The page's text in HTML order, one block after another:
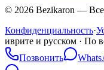
© 2026 Bezikaron —
Конфиденциальность·
иврите и русском · По
Позвонить